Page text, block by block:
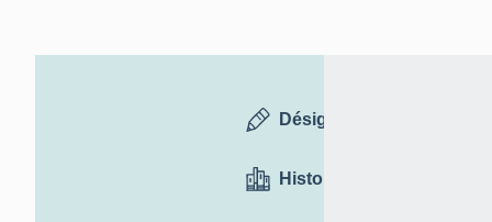
Désignation
Historique